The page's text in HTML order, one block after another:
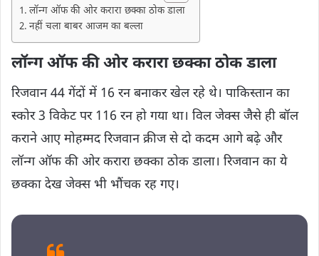
लॉन्ग ऑफ की ओर करारा छक्का ठोक डाला
नहीं चला बाबर आजम का बल्ला
लॉन्ग ऑफ की ओर करारा छक्का ठोक डाला
रिजवान 44 गेंदों में 16 रन बनाकर खेल रहे थे। पाकिस्तान का
स्कोर 3 विकेट पर 116 रन हो गया था। विल जेक्स जैसे ही बॉल
कराने आए मोहम्मद रिजवान क्रीज से दो कदम आगे बढ़े और
लॉन्ग ऑफ की ओर करारा छक्का ठोक डाला। रिजवान का ये
छक्का देख जेक्स भी भौंचक रह गए।